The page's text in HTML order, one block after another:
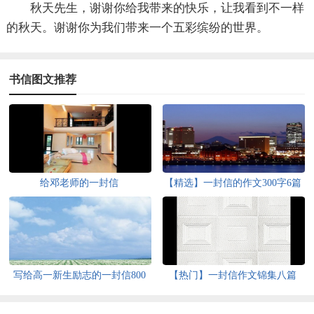
秋天先生，谢谢你给我带来的快乐，让我看到不一样
的秋天。谢谢你为我们带来一个五彩缤纷的世界。
书信图文推荐
给邓老师的一封信 【精选】一封信的作文300字6篇
写给高一新生励志的一封信800
【热门】一封信作文锦集八篇